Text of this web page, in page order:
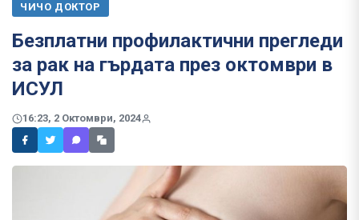
ЧИЧО ДОКТОР
Безплатни профилактични прегледи
за рак на гърдата през октомври в
ИСУЛ
16:23, 2 Октомври, 2024